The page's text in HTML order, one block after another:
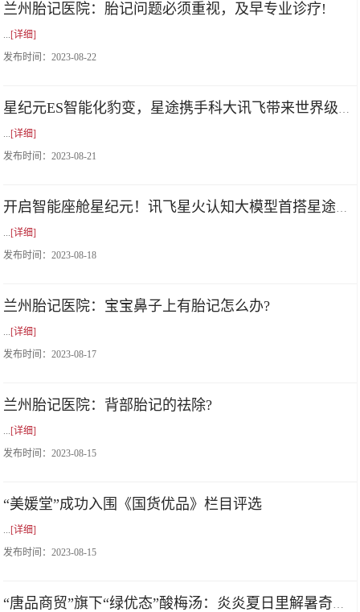
兰州胎记医院：胎记问题必须重视，及早专业诊疗!
...[详细]
发布时间：2023-08-22
...[详细]
发布时间：2023-08-21
...[详细]
发布时间：2023-08-18
兰州胎记医院：宝宝鼻子上有胎记怎么办?
...[详细]
发布时间：2023-08-17
兰州胎记医院：背部胎记的祛除?
...[详细]
发布时间：2023-08-15
“美媛堂”成功入围《国货优品》栏目评选
...[详细]
发布时间：2023-08-15